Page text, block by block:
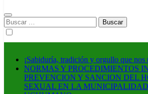
Buscar:
¡Sabiduría, tradición y orgullo que nos
NORMAS Y PROCEDIMIENTOS
PREVENCION Y SANCION DEL
SEXUAL EN LA